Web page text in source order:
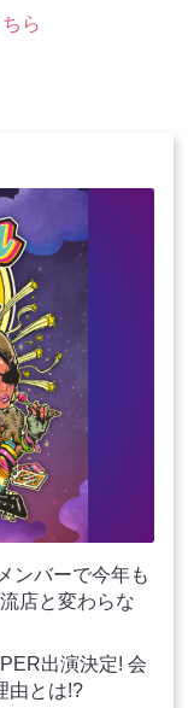
ら
ンバーで今年も
店と変わらな
出演決定! 会
由とは!?